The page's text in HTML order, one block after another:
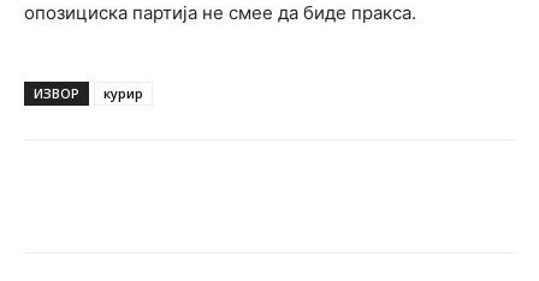
опозициска партија не смее да биде пракса.
ИЗВОР курир